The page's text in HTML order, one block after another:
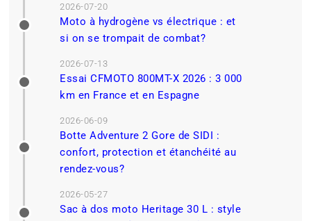
2026-07-20
Moto à hydrogène vs électrique : et
si on se trompait de combat?
2026-07-13
Essai CFMOTO 800MT-X 2026 : 3 000
km en France et en Espagne
2026-06-09
Botte Adventure 2 Gore de SIDI :
confort, protection et étanchéité au
rendez-vous?
2026-05-27
Sac à dos moto Heritage 30 L : style